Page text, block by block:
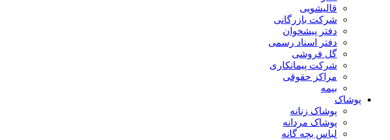
قالیشویی
شرکت بازرگانی
دفتر پیشخوان
دفتر اسناد رسمی
گل فروشی
شرکت پیمانکاری
مراکز حقوقی
بیمه
پوشاک
پوشاک زنانه
پوشاک مردانه
لباس بچه گانه